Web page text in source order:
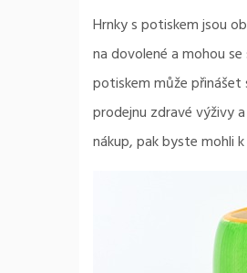
Hrnky s potiskem jsou
na dovolené a mohou
potiskem může
prodejnu zdravé výživy
nákup, pak byste mohli